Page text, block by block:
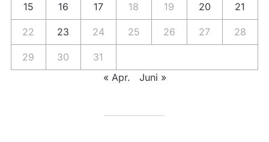
15 16 17 18 19 20 21
22 23 24 25 26 27 28
29 30
31
« Apr.
Juni »